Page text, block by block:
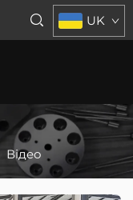
UK
Відео